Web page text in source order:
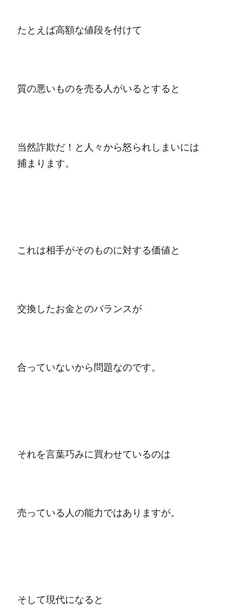
たとえば高額な値段を付けて
質の悪いものを売る人がいるとすると
当然詐欺だ！と人々から怒られしまいには
捕まります。
これは相手がそのものに対する価値と
交換したお金とのバランスが
合っていないから問題なのです。
それを言葉巧みに買わせているのは
売っている人の能力ではありますが。
そして現代になると